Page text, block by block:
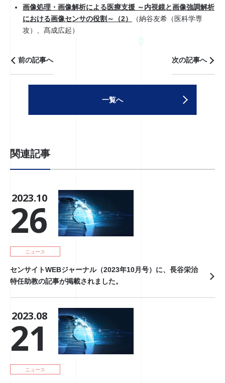
画像処理・画像解析による医療支援 ～内視鏡と画像強調解析
における画像センサの役割～（2）
（納谷友希（医科学専
攻）、髙成広起）
前の記事へ 次の記事へ
一覧へ
関連記事
2023.10
26
ニュース
センサイトWEBジャーナル（2023年10月号）に、長谷栄治
特任助教の記事が掲載されました。
2023.08
21
ニュース